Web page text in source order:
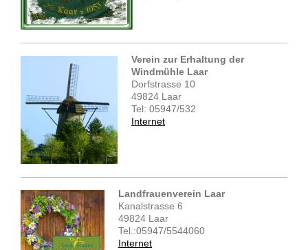
Verein zur Erhaltung der
Windmühle Laar
Dorfstrasse 10
49824 Laar
Tel: 05947/532
Internet
Landfrauenverein Laar
Kanalstrasse 6
49824 Laar
Tel.:05947/5544060
Internet